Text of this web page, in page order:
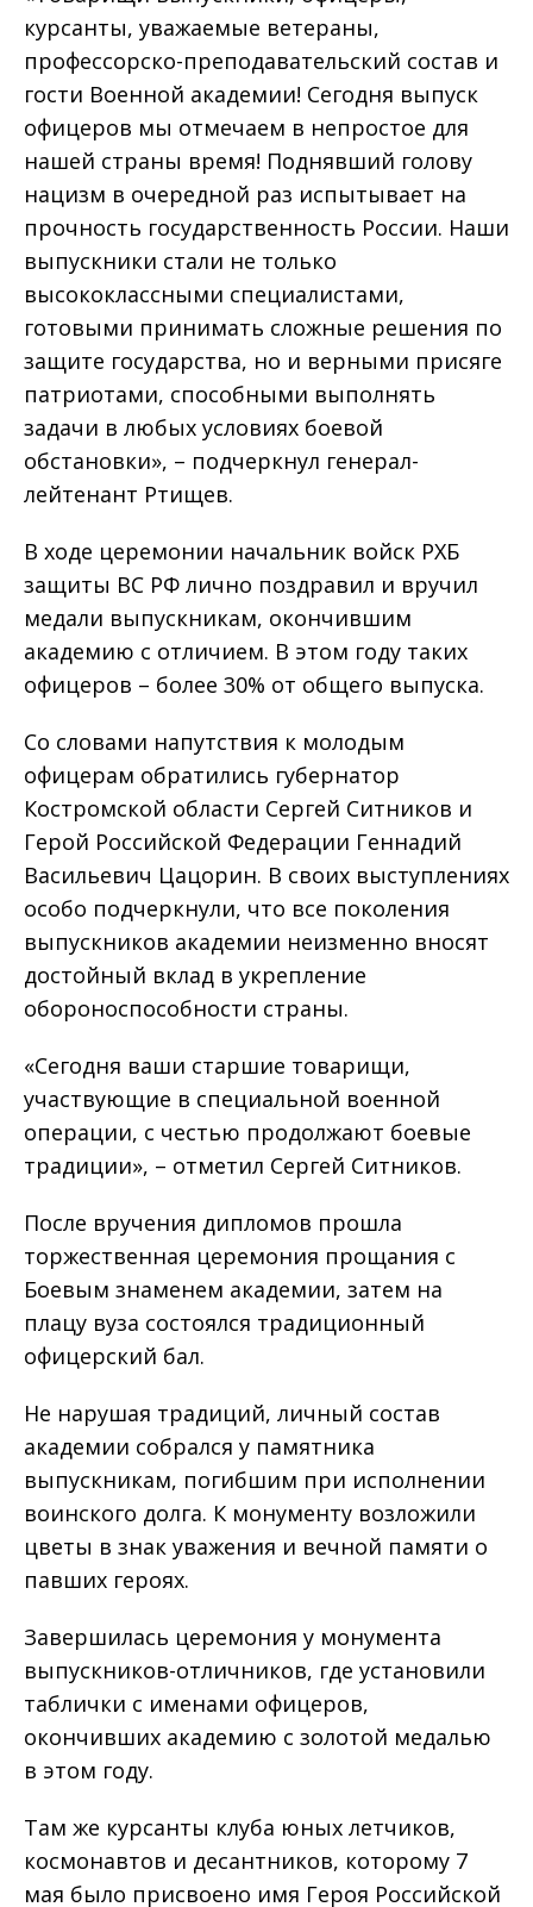
курсанты, уважаемые ветераны,
профессорско-преподавательский состав и
гости Военной академии! Сегодня выпуск
офицеров мы отмечаем в непростое для
нашей страны время! Поднявший голову
нацизм в очередной раз испытывает на
прочность государственность России. Наши
выпускники стали не только
высококлассными специалистами,
готовыми принимать сложные решения по
защите государства, но и верными присяге
патриотами, способными выполнять
задачи в любых условиях боевой
обстановки», – подчеркнул генерал-
лейтенант Ртищев.
В ходе церемонии начальник войск РХБ
защиты ВС РФ лично поздравил и вручил
медали выпускникам, окончившим
академию с отличием. В этом году таких
офицеров – более 30% от общего выпуска.
Со словами напутствия к молодым
офицерам обратились губернатор
Костромской области Сергей Ситников и
Герой Российской Федерации Геннадий
Васильевич Цацорин. В своих выступлениях
особо подчеркнули, что все поколения
выпускников академии неизменно вносят
достойный вклад в укрепление
обороноспособности страны.
«Сегодня ваши старшие товарищи,
участвующие в специальной военной
операции, с честью продолжают боевые
традиции», – отметил Сергей Ситников.
После вручения дипломов прошла
торжественная церемония прощания с
Боевым знаменем академии, затем на
плацу вуза состоялся традиционный
офицерский бал.
Не нарушая традиций, личный состав
академии собрался у памятника
выпускникам, погибшим при исполнении
воинского долга. К монументу возложили
цветы в знак уважения и вечной памяти о
павших героях.
Завершилась церемония у монумента
выпускников-отличников, где установили
таблички с именами офицеров,
окончивших академию с золотой медалью
в этом году.
Там же курсанты клуба юных летчиков,
космонавтов и десантников, которому 7
мая было присвоено имя Героя Российской